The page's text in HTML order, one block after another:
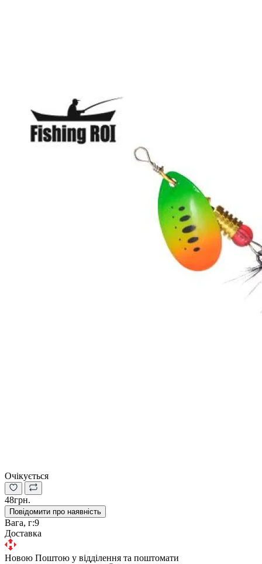
Очікується
48грн.
Повідомити про наявність
Вага, г:9
Доставка
Новою Поштою у відділення та поштомати